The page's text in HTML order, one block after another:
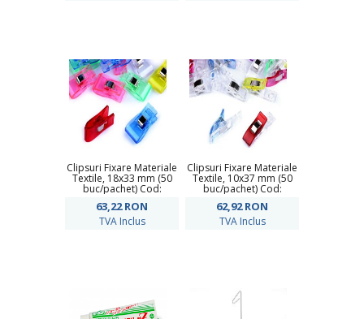
Clipsuri Fixare Materiale
Textile, 18x33 mm (50
buc/pachet) Cod:
63,22RON
TVA Inclus
Clipsuri Fixare Materiale
Textile, 10x37 mm (50
buc/pachet) Cod:
62,92RON
TVA Inclus